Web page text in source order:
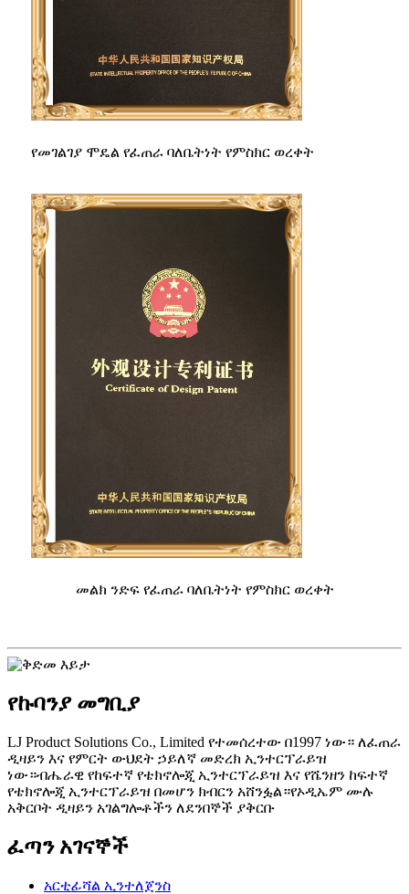
የመገልገያ ሞዴል የፈጠራ ባለቤትነት የምስክር ወረቀት
መልክ ንድፍ የፈጠራ ባለቤትነት የምስክር ወረቀት
የኩባንያ መግቢያ
LJ Product Solutions Co., Limited የተመሰረተው በ1997 ነው። ለፈጠራ
ዲዛይን እና የምርት ውህደት ኃይለኛ መድረክ ኢንተርፕራይዝ
ነው።ብሔራዊ የከፍተኛ የቴክኖሎጂ ኢንተርፕራይዝ እና የሼንዘን ከፍተኛ
የቴክኖሎጂ ኢንተርፕራይዝ በመሆን ክብርን አሸንፏል።የኦዲኤም ሙሉ
አቅርቦት ዲዛይን አገልግሎቶችን ለደንበኞች ያቅርቡ
ፈጣን አገናኞች
አርቲፊሻል ኢንተለጀንስ